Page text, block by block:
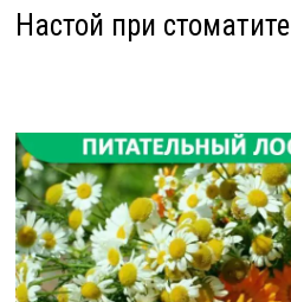
Настой при стоматите